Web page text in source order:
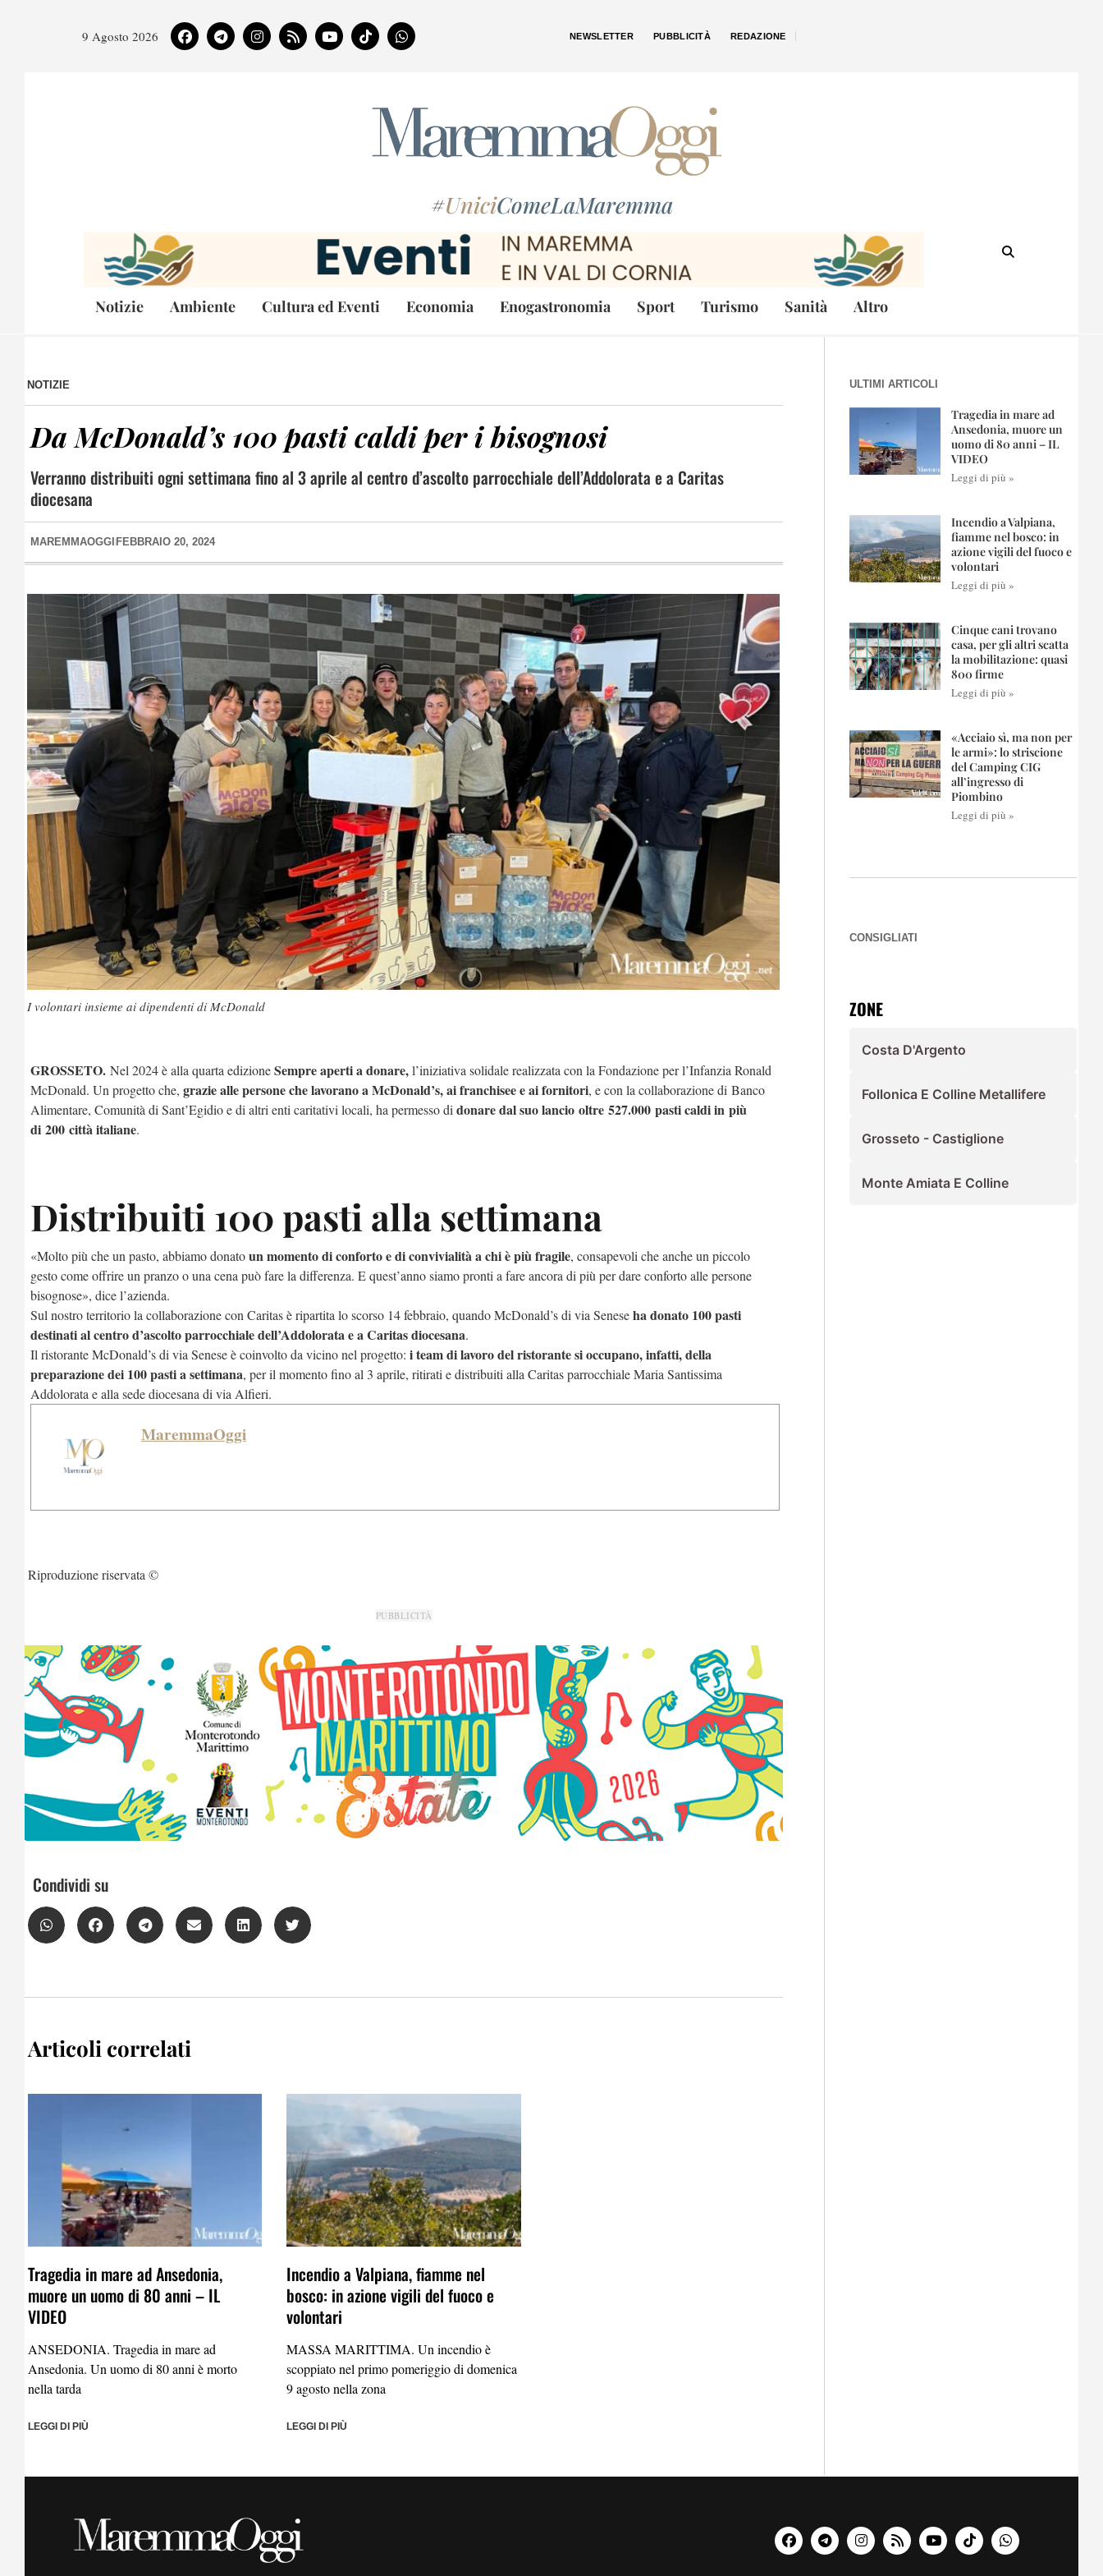
9 Agosto 2026 NEWSLETTER PUBBLICITÀ REDAZIONE
#UniciComeLaMaremma
Notizie Ambiente Cultura ed Eventi Economia Enogastronomia Sport Turismo Sanità Altro
NOTIZIE
Da McDonald’s 100 pasti caldi per i bisognosi
Verranno distribuiti ogni settimana fino al 3 aprile al centro d’ascolto parrocchiale dell’Addolorata e a Caritas
diocesana
MAREMMAOGGI FEBBRAIO 20, 2024
I volontari insieme ai dipendenti di McDonald
GROSSETO. Nel 2024 è alla quarta edizioneSempre aperti a donare,l’iniziativa solidale realizzata con la Fondazione per l’Infanzia Ronald
McDonald. Un progetto che, grazie alle persone che lavorano a McDonald’s, ai franchisee e ai fornitori, e con la collaborazione di Banco
Alimentare, Comunità di Sant’Egidio e di altri enti caritativi locali, ha permesso di donare dal suo lancio oltre 527.000 pasti caldi in più
di 200 città italiane.
Distribuiti 100 pasti alla settimana
«Molto più che un pasto, abbiamo donatoun momento di conforto e di convivialità a chi è più fragile, consapevoli che anche un piccolo
gesto come offrire un pranzo o una cena può fare la differenza. E quest’anno siamo pronti a fare ancora di più per dare conforto alle persone
bisognose», dice l’azienda.
Sul nostro territorio la collaborazione con Caritas è ripartita lo scorso 14 febbraio, quando McDonald’s di via Seneseha donato 100 pasti
destinati al centro d’ascolto parrocchiale dell’Addolorata e a Caritas diocesana.
Il ristorante McDonald’s di via Senese è coinvolto da vicino nel progetto: i team di lavoro del ristorante si occupano, infatti, della
preparazione dei 100 pasti a settimana, per il momento fino al 3 aprile, ritirati e distribuiti alla Caritas parrocchiale Maria Santissima
Addolorata e alla sede diocesana di via Alfieri.
MaremmaOggi
Riproduzione riservata ©
PUBBLICITÀ
Condividi su
Articoli correlati
Tragedia in mare ad Ansedonia,
muore un uomo di 80 anni – IL
VIDEO
ANSEDONIA. Tragedia in mare ad
Ansedonia. Un uomo di 80 anni è morto
nella tarda
LEGGI DI PIÙ
Incendio a Valpiana, fiamme nel
bosco: in azione vigili del fuoco e
volontari
MASSA MARITTIMA. Un incendio è
scoppiato nel primo pomeriggio di domenica
9 agosto nella zona
LEGGI DI PIÙ
ULTIMI ARTICOLI
Tragedia in mare ad
Ansedonia, muore un
uomo di 80 anni – IL
VIDEO
Leggi di più »
Incendio a Valpiana,
fiamme nel bosco: in
azione vigili del fuoco e
volontari
Leggi di più »
Cinque cani trovano
casa, per gli altri scatta
la mobilitazione: quasi
800 firme
Leggi di più »
«Acciaio sì, ma non per
le armi»: lo striscione
del Camping CIG
all’ingresso di
Piombino
Leggi di più »
CONSIGLIATI
ZONE
Costa D'Argento
Follonica E Colline Metallifere
Grosseto - Castiglione
Monte Amiata E Colline